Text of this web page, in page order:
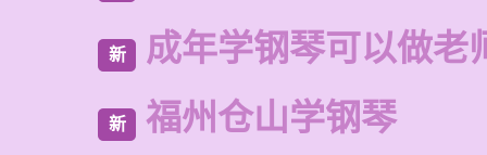
新 成年学钢琴可以做老
新 福州仓山学钢琴